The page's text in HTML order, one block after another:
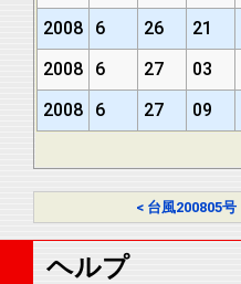
2008
6 26 21
2008
6 27 03
2008
6 27 09
< 台風200805号
ヘルプ